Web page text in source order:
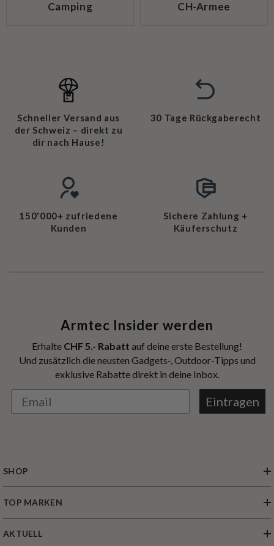
Camping CH-Armee
Schneller Versand aus
der Schweiz – direkt zu
dir nach Hause!
30 Tage Rückgaberecht
150'000+ zufriedene
Kunden
Sichere Zahlung +
Käuferschutz
Armtec Insider werden
Erhalte CHF 5.- Rabatt auf deine erste Bestellung!
Und zusätzlich die neusten Gadgets-, Outdoor-Tipps und
exklusive Rabatte direkt in deine Inbox.
Eintragen
SHOP
TOP MARKEN
AKTUELL